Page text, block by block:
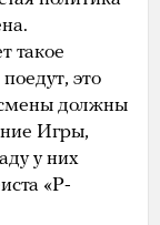
такое
это
должны
Игры,
у них
«Р-